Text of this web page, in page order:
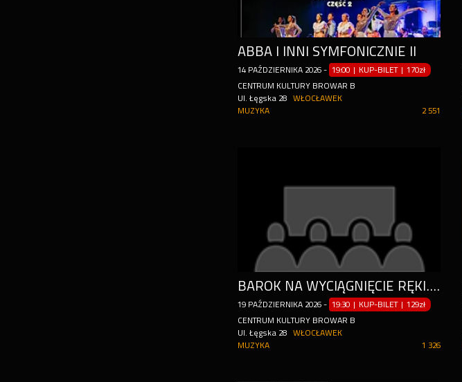
ABBA I INNI SYMFONICZNIE II
14 PAŹDZIERNIKA 2026 - 19:00 | KUP-BILET | 170zł
CENTRUM KULTURY BROWAR B
Ul. Łęgska 28
WŁOCŁAWEK
2 551
MUZYKA
BAROK NA WYCIĄGNIĘCIE RĘKI. VIVALDI W TWOIM MIEŚCIE.
19 PAŹDZIERNIKA 2026 - 19:30 | KUP-BILET | 129zł
CENTRUM KULTURY BROWAR B
Ul. Łęgska 28
WŁOCŁAWEK
1 326
MUZYKA